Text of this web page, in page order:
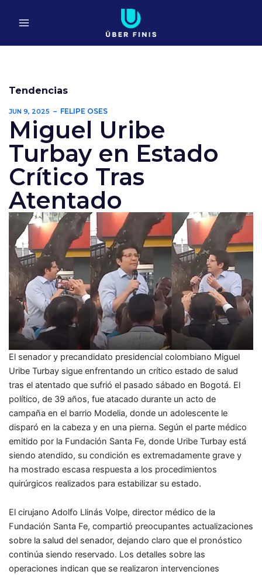
Tendencias
JUN 9, 2025 FELIPE OSES
Miguel Uribe
Turbay en Estado
Crítico Tras
Atentado
El senador y precandidato presidencial colombiano Miguel
Uribe Turbay sigue enfrentando un crítico estado de salud
tras el atentado que sufrió el pasado sábado en Bogotá. El
político, de 39 años, fue atacado durante un acto de
campaña en el barrio Modelia, donde un adolescente le
disparó en la cabeza y en una pierna. Según el parte médico
emitido por la Fundación Santa Fe, donde Uribe Turbay está
siendo atendido, su condición es extremadamente grave y
ha mostrado escasa respuesta a los procedimientos
quirúrgicos realizados para estabilizar su estado.
El cirujano Adolfo Llinás Volpe, director médico de la
Fundación Santa Fe, compartió preocupantes actualizaciones
sobre la salud del senador, dejando claro que el pronóstico
continúa siendo reservado. Los detalles sobre las
operaciones indican que se realizaron intervenciones